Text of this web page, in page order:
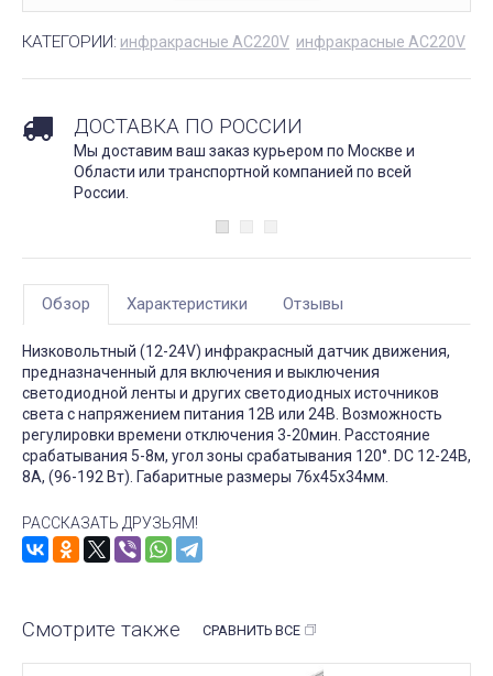
КАТЕГОРИИ: инфракрасные AC220V инфракрасные AC220V
ДОСТАВКА ПО РОССИИ
Мы доставим ваш заказ курьером по Москве и
Области или транспортной компанией по всей
России.
Обзор Характеристики Отзывы
Низковольтный (12-24V) инфракрасный датчик движения,
предназначенный для включения и выключения
светодиодной ленты и других светодиодных источников
света с напряжением питания 12В или 24В. Возможность
регулировки времени отключения 3-20мин. Расстояние
срабатывания 5-8м, угол зоны срабатывания 120°. DC 12-24В,
8A, (96-192 Вт). Габаритные размеры 76х45х34мм.
РАССКАЗАТЬ ДРУЗЬЯМ!
Смотрите также СРАВНИТЬ ВСЕ